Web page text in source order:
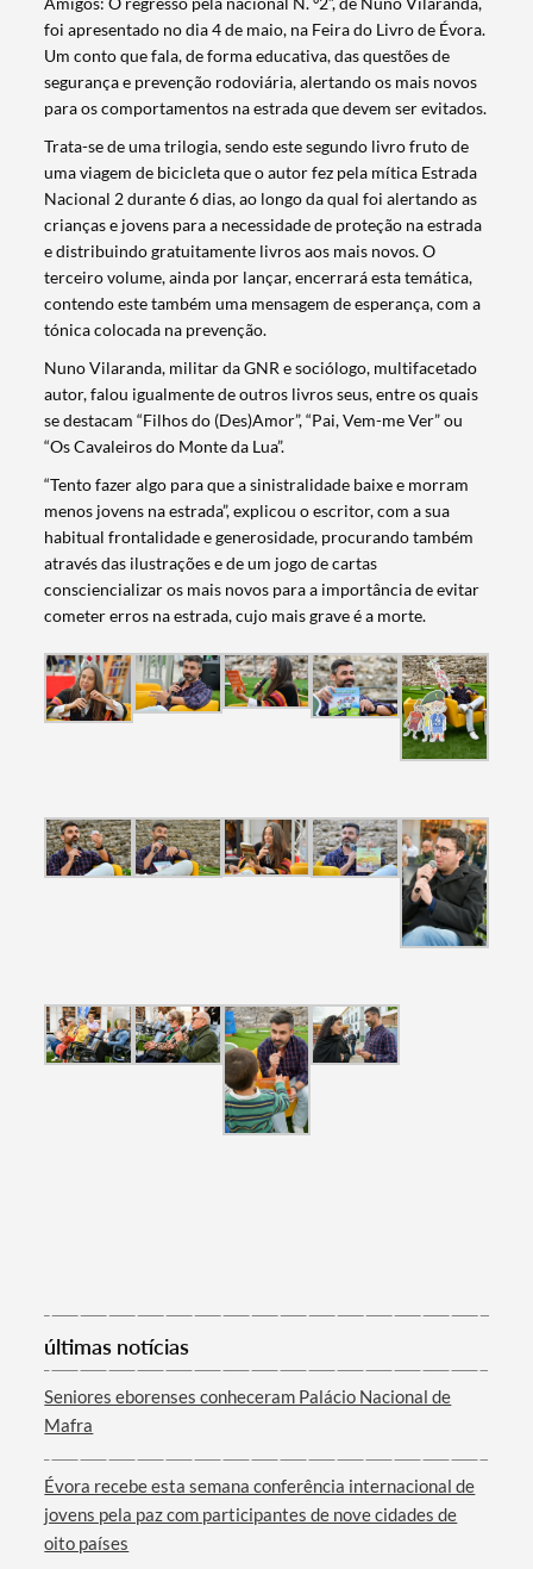
Termo de Pesquisa
foi apresentado no dia 4 de maio, na Feira do Livro de Évora.
Um conto que fala, de forma educativa, das questões de
segurança e prevenção rodoviária, alertando os mais novos
para os comportamentos na estrada que devem ser evitados.
Trata-se de uma trilogia, sendo este segundo livro fruto de
uma viagem de bicicleta que o autor fez pela mítica Estrada
Nacional 2 durante 6 dias, ao longo da qual foi alertando as
crianças e jovens para a necessidade de proteção na estrada
e distribuindo gratuitamente livros aos mais novos. O
terceiro volume, ainda por lançar, encerrará esta temática,
contendo este também uma mensagem de esperança, com a
tónica colocada na prevenção.
Nuno Vilaranda, militar da GNR e sociólogo, multifacetado
autor, falou igualmente de outros livros seus, entre os quais
se destacam “Filhos do (Des)Amor”, “Pai, Vem-me Ver” ou
“Os Cavaleiros do Monte da Lua”.
“Tento fazer algo para que a sinistralidade baixe e morram
menos jovens na estrada”, explicou o escritor, com a sua
habitual frontalidade e generosidade, procurando também
através das ilustrações e de um jogo de cartas
consciencializar os mais novos para a importância de evitar
cometer erros na estrada, cujo mais grave é a morte.
últimas notícias
Seniores eborenses conheceram Palácio Nacional de
Mafra
Évora recebe esta semana conferência internacional de
jovens pela paz com participantes de nove cidades de
oito países